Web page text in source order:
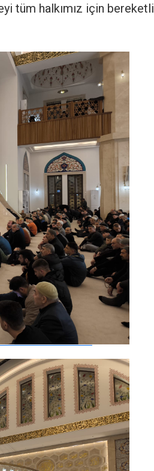
tüm halkımız için bereketli